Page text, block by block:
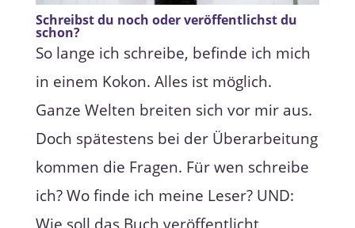
Schreibst du noch oder veröffentlichst du
schon?
So lange ich schreibe, befinde ich mich
in einem Kokon. Alles ist möglich.
Ganze Welten breiten sich vor mir aus.
Doch spätestens bei der Überarbeitung
kommen die Fragen. Für wen schreibe
ich? Wo finde ich meine Leser? UND: